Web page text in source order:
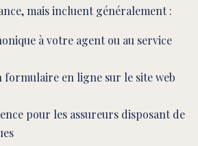
mais incluent généralement :
à votre agent ou au service
formulaire en ligne sur le site web
pour les assureurs disposant de